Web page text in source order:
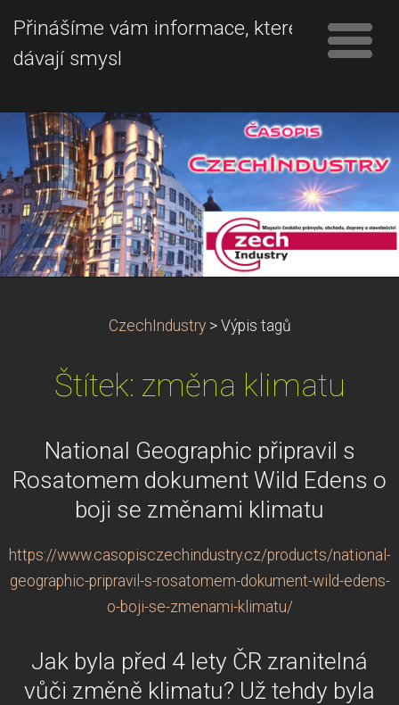
Přinášíme vám informace, které
dávají smysl
CzechIndustry > Výpis tagů
Štítek: změna klimatu
National Geographic připravil s
Rosatomem dokument Wild Edens o
boji se změnami klimatu
https://www.casopisczechindustry.cz/products/national-
geographic-pripravil-s-rosatomem-dokument-wild-edens-
o-boji-se-zmenami-klimatu/
Jak byla před 4 lety ČR zranitelná
vůči změně klimatu? Už tehdy byla